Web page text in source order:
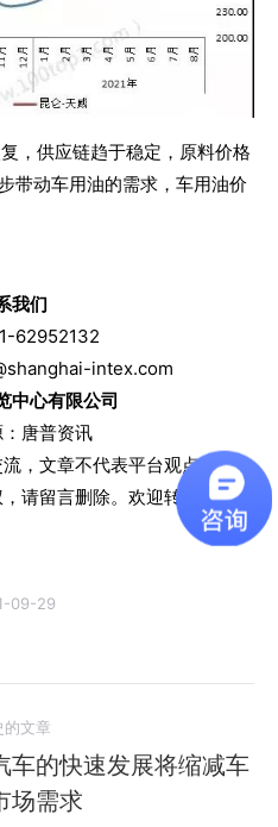
，供应链趋于稳定，原料价格
带动车用油的需求，车用油价
我们
62952132
intex.com
中心有限公司
唐普资讯
，文章不代表平台观点。
请留言删除。欢迎转载分享。
09-29
的文章
历
史
车的快速发展将缩减车
场需求